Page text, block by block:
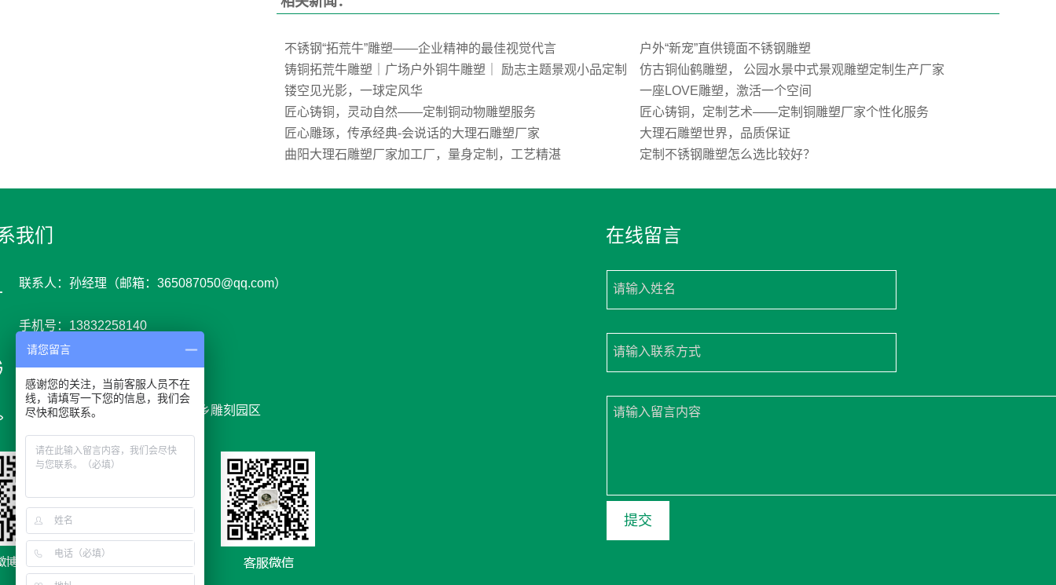
不锈钢“拓荒牛”雕塑——企业精神的最佳视觉代言
户外“新宠”直供镜面不锈钢雕塑
铸铜拓荒牛雕塑｜广场户外铜牛雕塑｜ 励志主题景观小品定制
仿古铜仙鹤雕塑， 公园水景中式景观雕塑定制生产厂家
镂空见光影，一球定风华
一座LOVE雕塑，激活一个空间
匠心铸铜，灵动自然——定制铜动物雕塑服务
匠心铸铜，定制艺术——定制铜雕塑厂家个性化服务
匠心雕琢，传承经典-会说话的大理石雕塑厂家
大理石雕塑世界，品质保证
曲阳大理石雕塑厂家加工厂，量身定制，工艺精湛
定制不锈钢雕塑怎么选比较好？
我们
联系人：孙经理（邮箱：365087050@qq.com）
手机号：13832258140
网 址 : www.youyids.cn
地 址：河北省保定市曲阳县党城乡雕刻园区
在线留言
请输入姓名
请输入联系方式
请输入留言内容
请您留言
感谢您的关注，当前客服人员不在
线，请填写一下您的信息，我们会
尽快和您联系。